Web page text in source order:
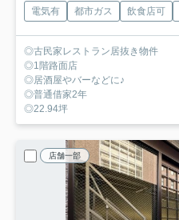
電気有 都市ガス 飲食店可
◎古民家レストラン居抜き物件
◎1階路面店
◎居酒屋やバーなどに♪
◎普通借家2年
◎22.94坪
店舗一部